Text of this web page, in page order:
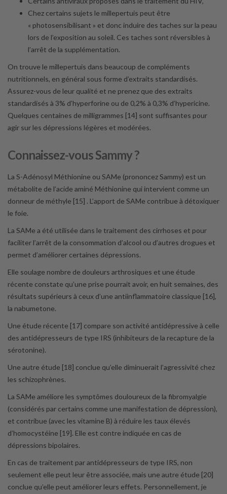
Chez certains sujets le millepertuis peut être
« photosensibilisant » et donc induire des taches sur la peau
lors de l’exposition au soleil. Ces taches sont réversibles à
l’arrêt de la supplémentation.
On trouve le millepertuis dans beaucoup de compléments
nutritionnels, en général sous forme d’extraits standardisés.
Assurez-vous de leur qualité et ne prenez que des extraits
standardisés à 3% d’hyperforine ou de 0,2% à 0,3% d’hypericine.
Quelques centaines de milligrammes [14] sont suffisantes pour
agir sur les dépressions légères et modérées.
Connaissez-vous Sammy ?
La S-Adénosyl Méthionine ou SAMe (prononcez Sammy) est un
métabolite de l’acide aminé Méthionine qui intervient comme un
donneur de méthyle [15] . L’apport de SAMe contribue à détoxiquer
le foie.
La SAMe a été utilisée dans le traitement des cirrhoses et pour
faciliter l’arrêt de la consommation d’alcool ou d’autres drogues et
permet d’améliorer certaines dépressions.
Elle soulage nombre de douleurs arthrosiques et une étude
récente constate qu’une prise pourrait avoir, en huit semaines, des
résultats supérieurs à ceux d’une antiinflammatoire classique [16],
la nabumetone.
Une étude récente [17] compare son activité antidépressive à celle
des antidépresseurs de type IRS (inhibiteurs de la recapture de la
sérotonine).
Une autre étude [18] conclue qu’elle diminuerait l’agressivité chez
les schizophrènes.
La SAMe améliore les symptômes douloureux de la fibromyalgie
(considérés par certains comme une manifestation de dépression),
et contribue (avec les vitamine B) à réduire les taux élevés
d’homocystéine [19]. Elle est contre indiquée en cas de
dépressions bipolaires.
En cas de traitement par antidépresseurs de type IRS, non
seulement elle peut leur être associée, mais une autre étude [20]
conclue qu’elle peut améliorer leurs effets. Personnellement, je